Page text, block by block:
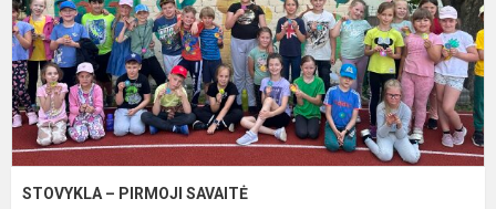
STOVYKLA – PIRMOJI SAVAITĖ